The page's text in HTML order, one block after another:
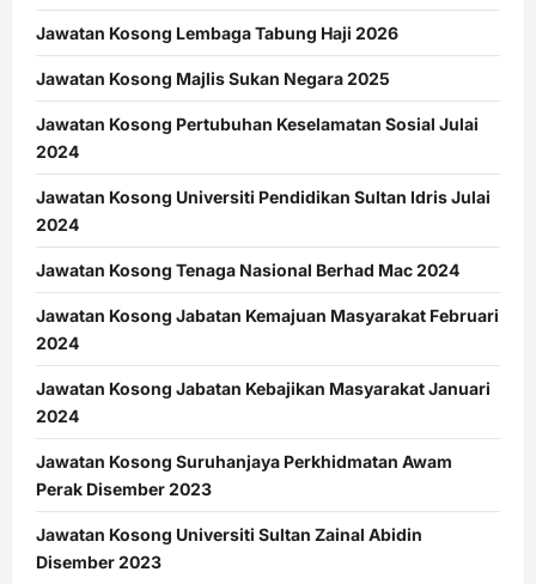
Jawatan Kosong Lembaga Tabung Haji 2026
Jawatan Kosong Majlis Sukan Negara 2025
Jawatan Kosong Pertubuhan Keselamatan Sosial Julai
2024
Jawatan Kosong Universiti Pendidikan Sultan Idris Julai
2024
Jawatan Kosong Tenaga Nasional Berhad Mac 2024
Jawatan Kosong Jabatan Kemajuan Masyarakat Februari
2024
Jawatan Kosong Jabatan Kebajikan Masyarakat Januari
2024
Jawatan Kosong Suruhanjaya Perkhidmatan Awam
Perak Disember 2023
Jawatan Kosong Universiti Sultan Zainal Abidin
Disember 2023